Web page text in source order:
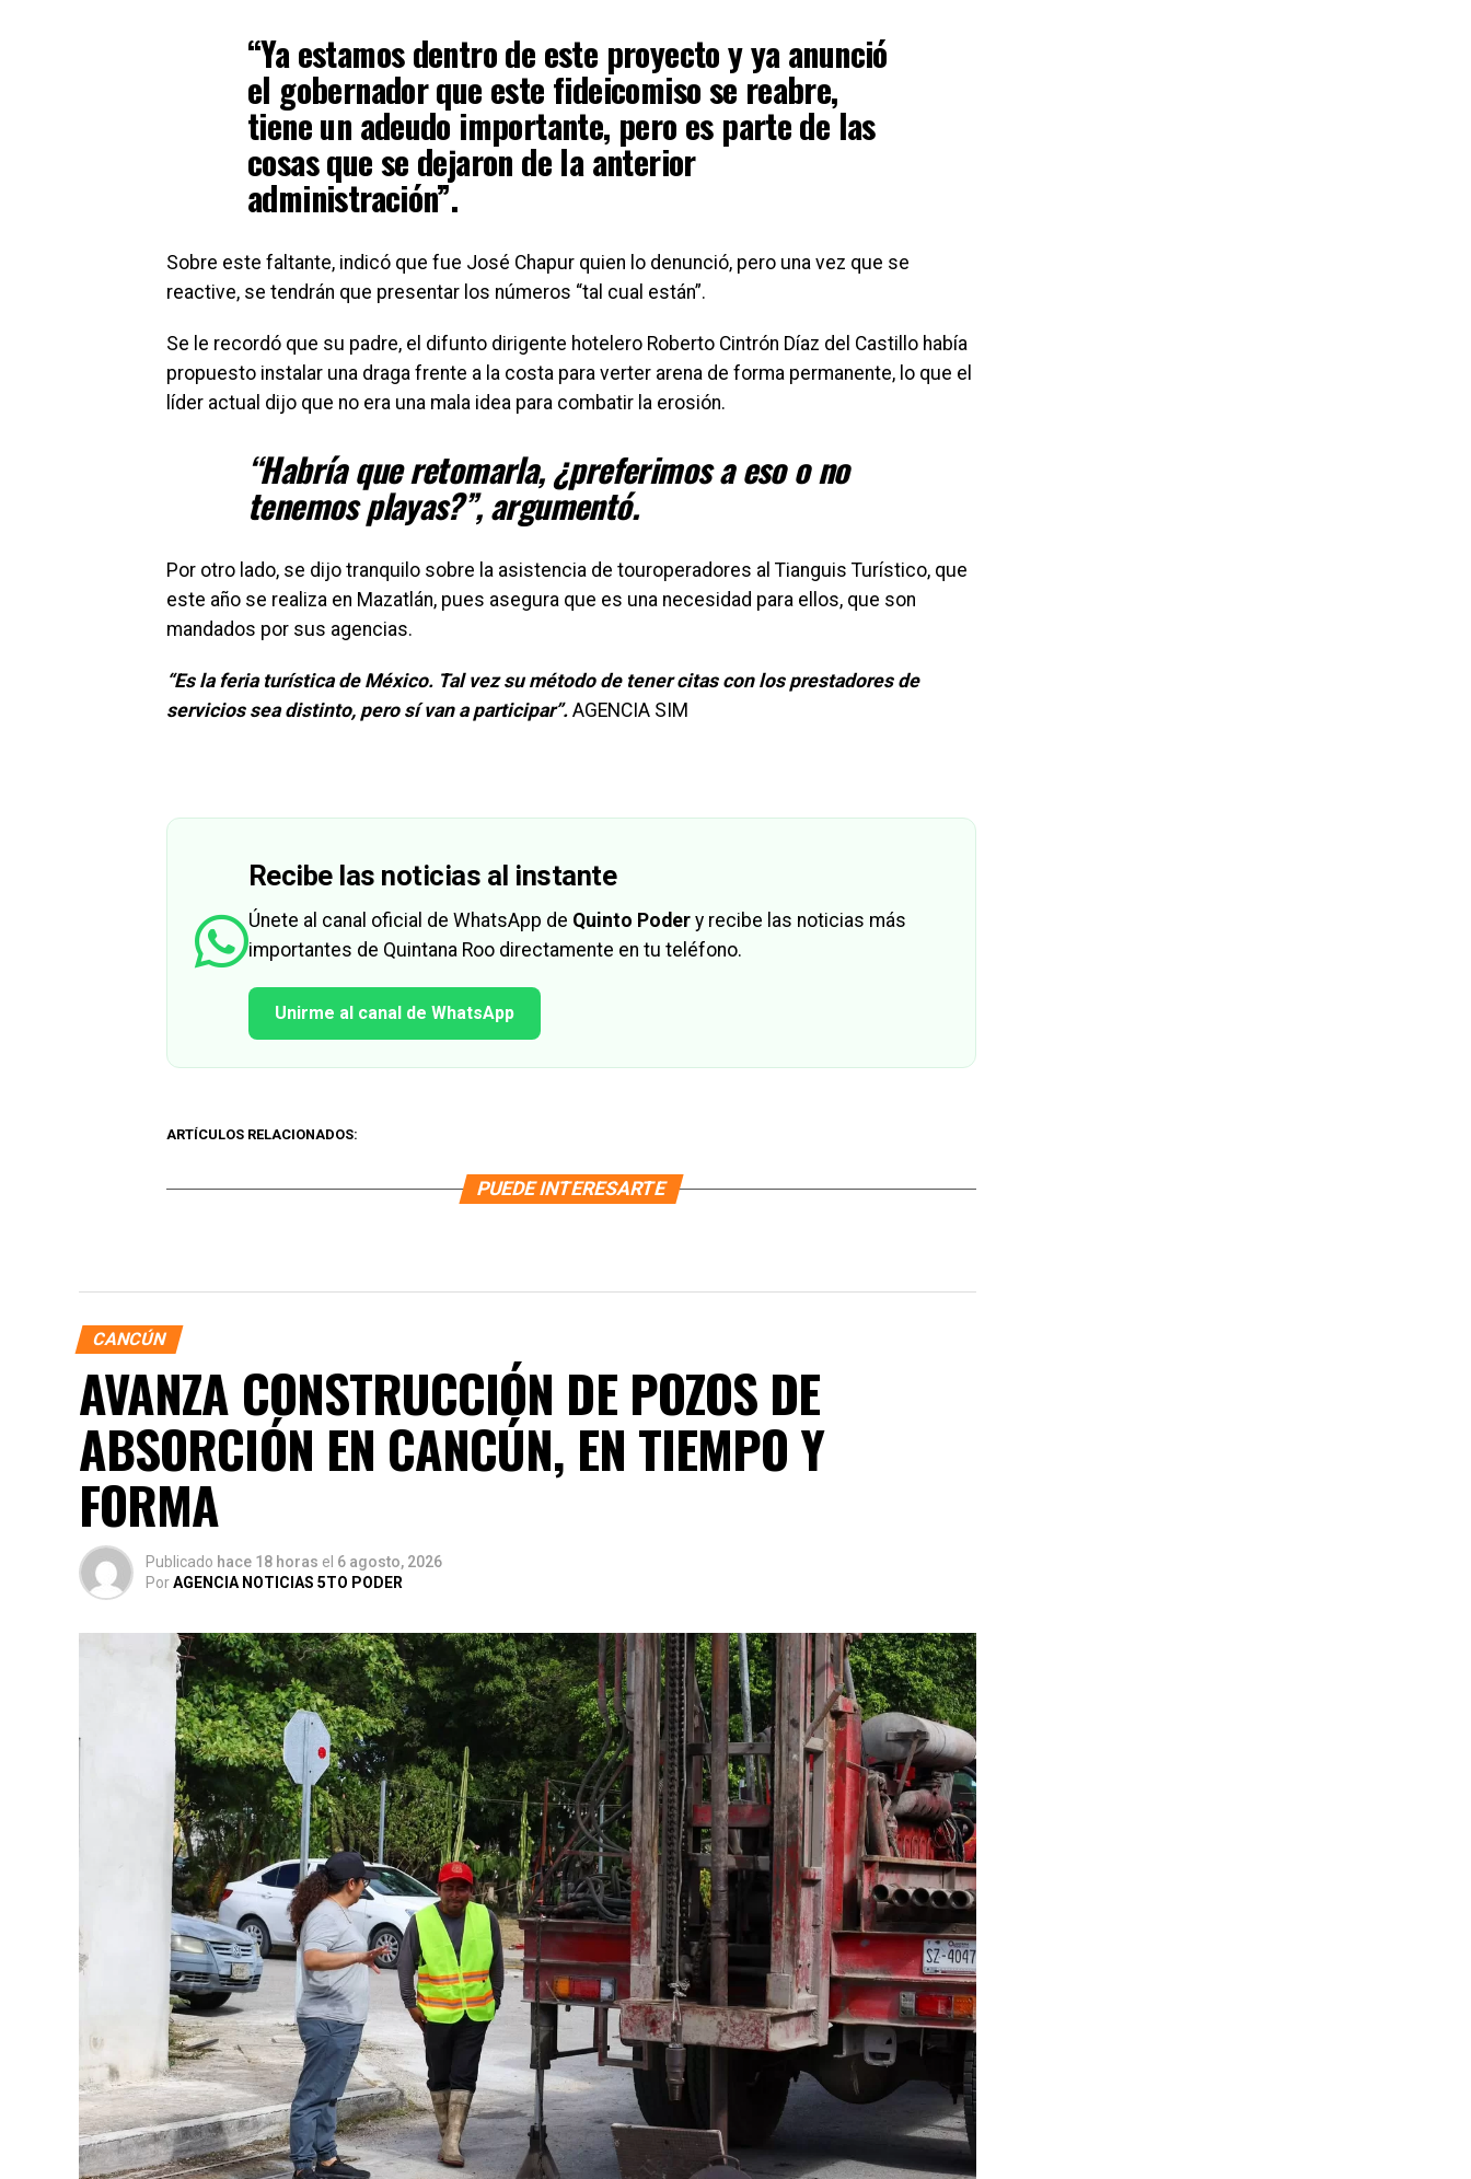
“Ya estamos dentro de este proyecto y ya anunció
el gobernador que este fideicomiso se reabre,
tiene un adeudo importante, pero es parte de las
cosas que se dejaron de la anterior
administración”.
Sobre este faltante, indicó que fue José Chapur quien lo denunció, pero una vez que se
reactive, se tendrán que presentar los números “tal cual están”.
Se le recordó que su padre, el difunto dirigente hotelero Roberto Cintrón Díaz del Castillo había
propuesto instalar una draga frente a la costa para verter arena de forma permanente, lo que el
líder actual dijo que no era una mala idea para combatir la erosión.
“Habría que retomarla, ¿preferimos a eso o no
tenemos playas?”, argumentó.
Por otro lado, se dijo tranquilo sobre la asistencia de touroperadores al Tianguis Turístico, que
este año se realiza en Mazatlán, pues asegura que es una necesidad para ellos, que son
mandados por sus agencias.
“Es la feria turística de México. Tal vez su método de tener citas con los prestadores de
servicios sea distinto, pero sí van a participar”. AGENCIA SIM
Recibe las noticias al instante
Únete al canal oficial de WhatsApp de Quinto Poder y recibe las noticias más
importantes de Quintana Roo directamente en tu teléfono.
Unirme al canal de WhatsApp
ARTÍCULOS RELACIONADOS:
PUEDE INTERESARTE
CANCÚN
AVANZA CONSTRUCCIÓN DE POZOS DE
ABSORCIÓN EN CANCÚN, EN TIEMPO Y
FORMA
Publicado hace 18 horas el 6 agosto, 2026
PorAGENCIA NOTICIAS 5TO PODER